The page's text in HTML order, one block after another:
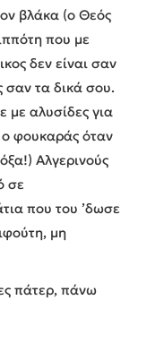
βλάκα (ο Θεός
που με
δεν είναι σαν
σαν τα δικά σου.
με αλυσίδες για
ο φουκαράς όταν
Αλγερινούς
σε
που του ’δωσε
μη
πάτερ, πάνω